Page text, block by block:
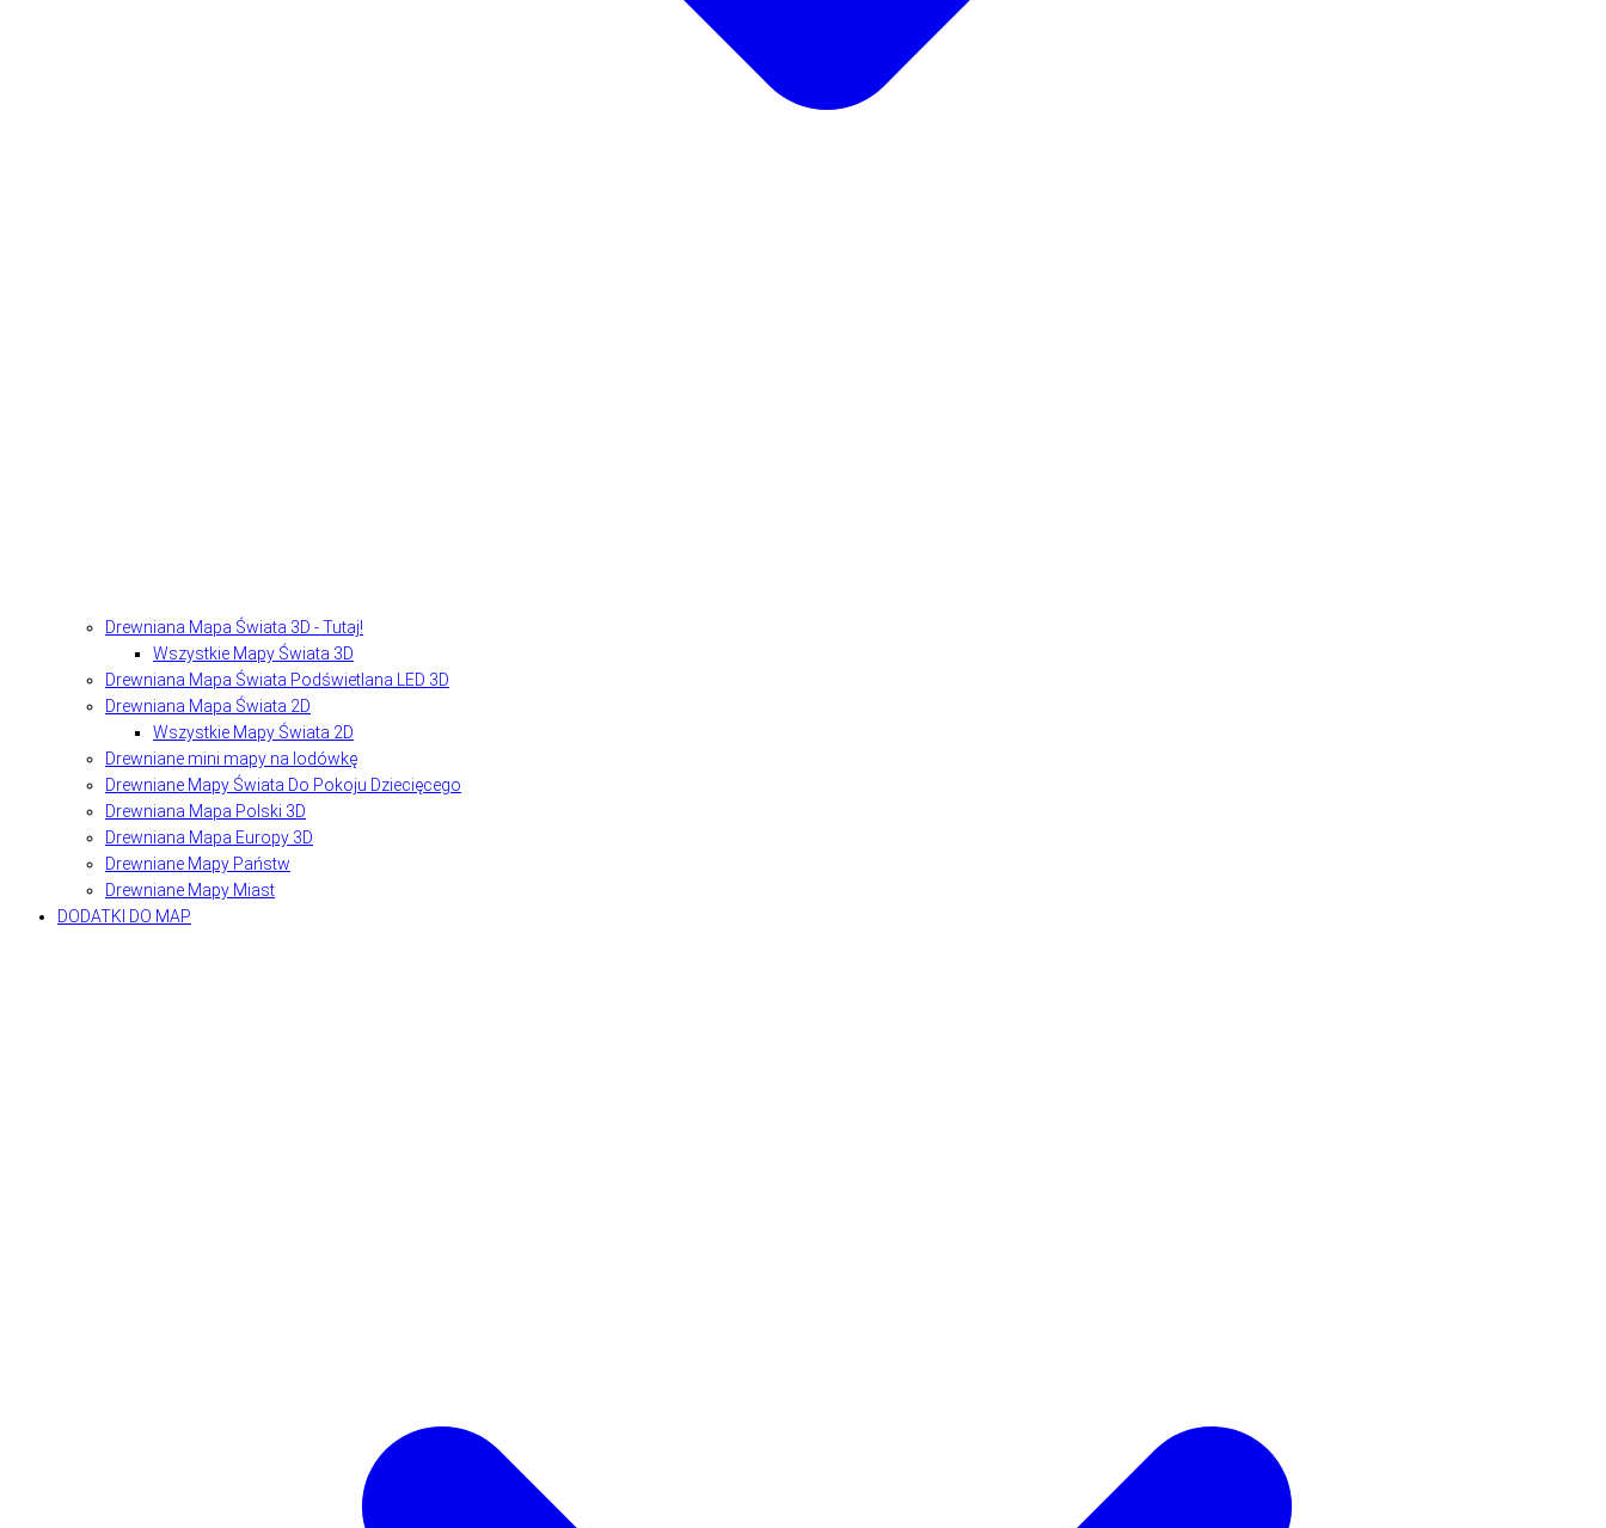
Drewniana Mapa Świata 3D - Tutaj!
Wszystkie Mapy Świata 3D
Drewniana Mapa Świata Podświetlana LED 3D
Drewniana Mapa Świata 2D
Wszystkie Mapy Świata 2D
Drewniane mini mapy na lodówkę
Drewniane Mapy Świata Do Pokoju Dziecięcego
Drewniana Mapa Polski 3D
Drewniana Mapa Europy 3D
Drewniane Mapy Państw
Drewniane Mapy Miast
DODATKI DO MAP